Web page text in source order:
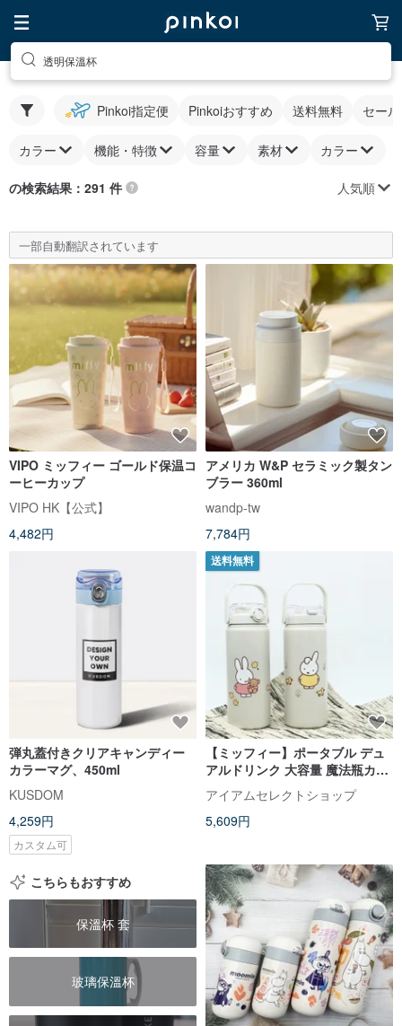
透明保溫杯
Pinkoi指定便 Pinkoiおすすめ 送料無料 セー
カラー 機能・特徴 容量 素材 カラー
の検索結果：291 件 人気順
一部自動翻訳されています
VIPO ミッフィー ゴールド保温コ
ーヒーカップ
VIPO HK【公式】
4,482円
アメリカ W&P セラミック製タン
ブラー 360ml
wandp-tw
7,784円
弾丸蓋付きクリアキャンディー
カラーマグ、450ml
KUSDOM
4,259円
カスタム可
送料無料
【ミッフィー】ポータブル デュ
アルドリンク 大容量 魔法瓶カッ
プ 魔法瓶ポット ポータブル魔法
瓶カップ
アイアムセレクトショップ
5,609円
こちらもおすすめ
保溫杯 套
玻璃保溫杯